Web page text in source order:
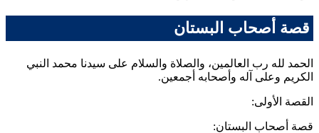
قصة أصحاب البستان
الحمد لله رب العالمين، والصلاة والسلام على سيدنا محمد النبي
الكريم وعلى آله وأصحابه أجمعين.
القصة الأولى:
قصة أصحاب البستان: